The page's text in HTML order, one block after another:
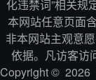
化违禁词”相关规
本网站任意页面
非本网站主观意
依据。凡访客访
Copyright ©